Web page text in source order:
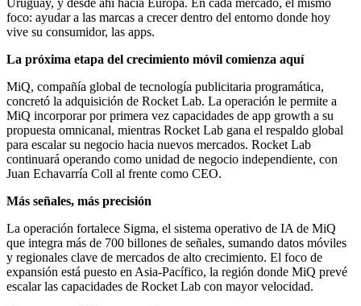
Uruguay, y desde ahí hacia Europa. En cada mercado, el mismo
foco: ayudar a las marcas a crecer dentro del entorno donde hoy
vive su consumidor, las apps.
La próxima etapa del crecimiento móvil comienza aquí
MiQ, compañía global de tecnología publicitaria programática,
concretó la adquisición de Rocket Lab. La operación le permite a
MiQ incorporar por primera vez capacidades de app growth a su
propuesta omnicanal, mientras Rocket Lab gana el respaldo global
para escalar su negocio hacia nuevos mercados. Rocket Lab
continuará operando como unidad de negocio independiente, con
Juan Echavarría Coll al frente como CEO.
Más señales, más precisión
La operación fortalece Sigma, el sistema operativo de IA de MiQ
que integra más de 700 billones de señales, sumando datos móviles
y regionales clave de mercados de alto crecimiento. El foco de
expansión está puesto en Asia-Pacífico, la región donde MiQ prevé
escalar las capacidades de Rocket Lab con mayor velocidad.